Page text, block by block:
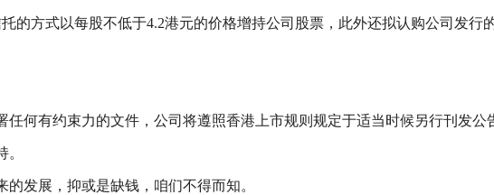
的方式以每股不低于4.2港元的价格增持公司股票，此外还拟认购公司发行
何有约束力的文件，公司将遵照香港上市规则规定于适当时候另行刊发
发展，抑或是缺钱，咱们不得而知。